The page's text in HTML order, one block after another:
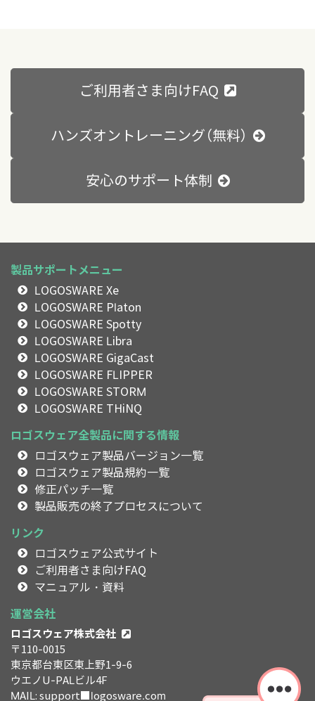
ご利用者さま向けFAQ
ハンズオントレーニング（無料）
安心のサポート体制
製品サポートメニュー
LOGOSWARE Xe
LOGOSWARE Platon
LOGOSWARE Spotty
LOGOSWARE Libra
LOGOSWARE GigaCast
LOGOSWARE FLIPPER
LOGOSWARE STORM
LOGOSWARE THiNQ
ロゴスウェア全製品に関する情報
ロゴスウェア製品バージョン一覧
ロゴスウェア製品規約一覧
修正パッチ一覧
製品販売の終了プロセスについて
リンク
ロゴスウェア公式サイト
ご利用者さま向けFAQ
マニュアル・資料
運営会社
ロゴスウェア株式会社
〒110-0015
東京都台東区東上野1-9-6
ウエノU-PALビル4F
MAIL: support■logosware.com